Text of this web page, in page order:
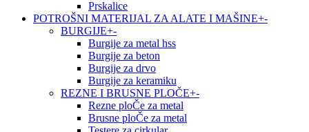
Prskalice
POTROŠNI MATERIJAL ZA ALATE I MAŠINE+-
BURGIJE+-
Burgije za metal hss
Burgije za beton
Burgije za drvo
Burgije za keramiku
REZNE I BRUSNE PLOČE+-
Rezne ploČe za metal
Brusne ploČe za metal